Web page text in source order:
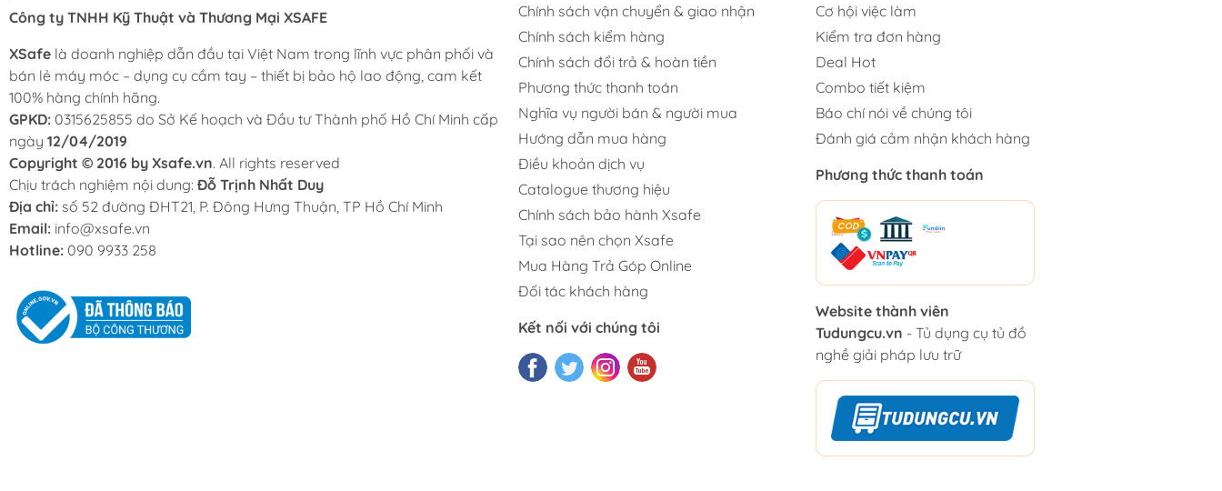
Công ty TNHH Kỹ Thuật và Thương Mại XSAFE
XSafe là doanh nghiệp dẫn đầu tại Việt Nam trong lĩnh vực phân phối và
bán lẻ máy móc – dụng cụ cầm tay – thiết bị bảo hộ lao động, cam kết
100% hàng chính hãng.
GPKD: 0315625855 do Sở Kế hoạch và Đầu tư Thành phố Hồ Chí Minh cấp
ngày 12/04/2019
Copyright © 2016 by Xsafe.vn. All rights reserved
Chịu trách nghiệm nội dung: Đỗ Trịnh Nhất Duy
Địa chỉ: số 52 đường ĐHT21, P. Đông Hưng Thuận, TP Hồ Chí Minh
Email: info@xsafe.vn
Hotline: 090 9933 258
Chính sách vận chuyển & giao nhận
Chính sách kiểm hàng
Chính sách đổi trả & hoàn tiền
Phương thức thanh toán
Nghĩa vụ người bán & người mua
Hướng dẫn mua hàng
Điều khoản dịch vụ
Catalogue thương hiệu
Chính sách bảo hành Xsafe
Tại sao nên chọn Xsafe
Mua Hàng Trả Góp Online
Đối tác khách hàng
Kết nối với chúng tôi
Cơ hội việc làm
Kiểm tra đơn hàng
Deal Hot
Combo tiết kiệm
Báo chí nói về chúng tôi
Đánh giá cảm nhận khách hàng
Phương thức thanh toán
Website thành viên
Tudungcu.vn - Tủ dụng cụ tủ đồ
nghề giải pháp lưu trữ